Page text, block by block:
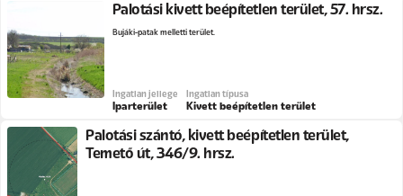
Palotási kivett beépítetlen terület, 57. hrsz.
Bujáki-patak melletti terület.
Ingatlan jellege
Iparterület
Ingatlan típusa
Kivett beépítetlen terület
Palotási szántó, kivett beépítetlen terület,
Temető út, 346/9. hrsz.